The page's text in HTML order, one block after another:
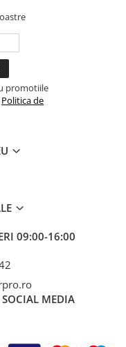
promotiile
Politica de
09:00-16:00
MEDIA